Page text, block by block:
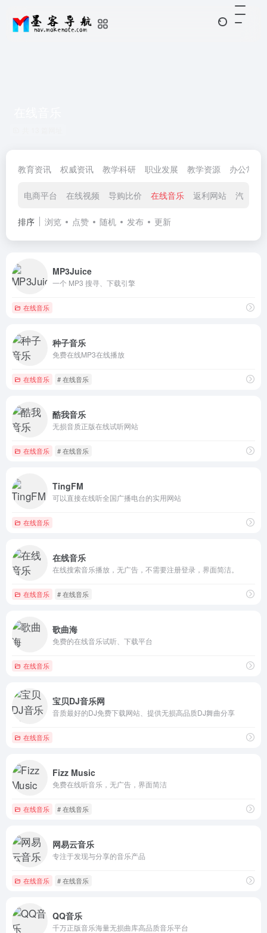
教育资讯 权威资讯 教学科研 职业发展 教学资源 办公常用
电商平台 在线视频 导购比价 在线音乐 返利网站 汽车社
排序 浏览 点赞 随机 发布 更新
MP3Juice
一个 MP3 搜寻、下载引擎
在线音乐
种子音乐
免费在线MP3在线播放
在线音乐 # 在线音乐
酷我音乐
无损音质正版在线试听网站
在线音乐 # 在线音乐
TingFM
可以直接在线听全国广播电台的实用网站
在线音乐
在线音乐
在线搜索音乐播放，无广告，不需要注册登录，界面简洁。
在线音乐 # 在线音乐
歌曲海
免费的在线音乐试听、下载平台
在线音乐
宝贝DJ音乐网
音质最好的DJ免费下载网站、提供无损高品质DJ舞曲分享
在线音乐
Fizz Music
免费在线听音乐，无广告，界面简洁
在线音乐 # 在线音乐
网易云音乐
专注于发现与分享的音乐产品
在线音乐 # 在线音乐
QQ音乐
千万正版音乐海量无损曲库高品质音乐平台